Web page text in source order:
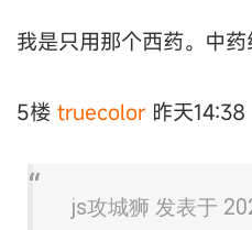
我是只用那个西药。中药
5楼 truecolor 昨天14:38
js攻城狮 发表于